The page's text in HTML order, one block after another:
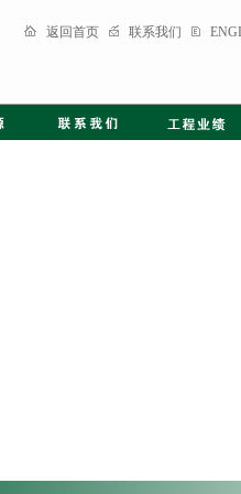
返回首页 联系我们